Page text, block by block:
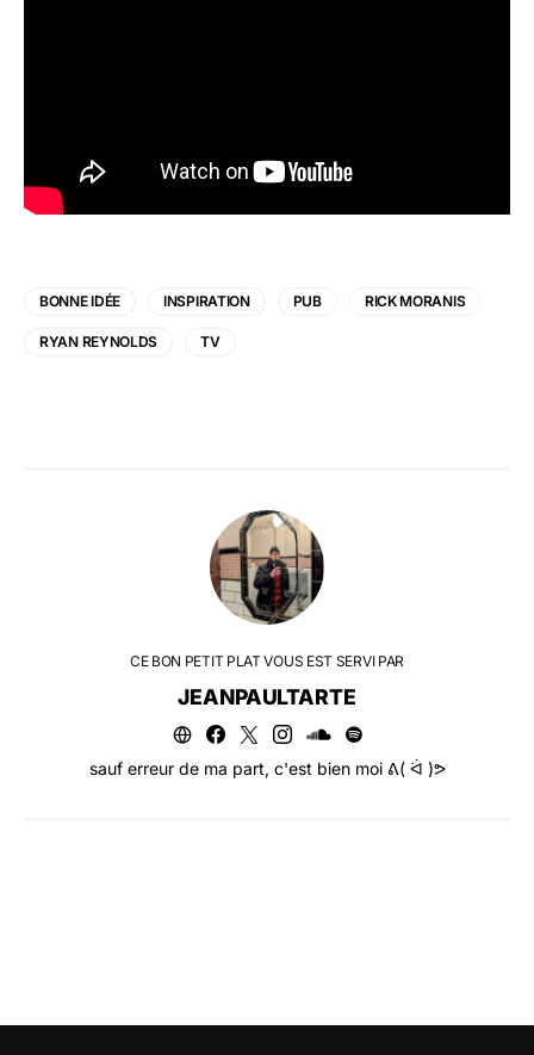
BONNE IDÉE INSPIRATION PUB RICK MORANIS
RYAN REYNOLDS TV
CE BON PETIT PLAT VOUS EST SERVI PAR
JEANPAULTARTE
sauf erreur de ma part, c'est bien moi ᕕ( ᐛ )ᕗ